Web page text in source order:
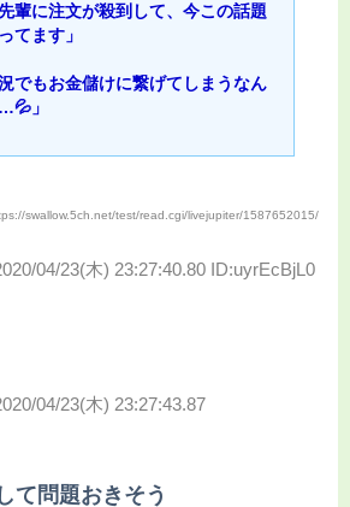
輩に注文が殺到して、今この話題
てます」
でもお金儲けに繋げてしまうなん
」
swallow.5ch.net/test/read.cgi/livejupiter/1587652015/
04/23(木) 23:27:40.80 ID:uyrEcBjL0
04/23(木) 23:27:43.87
て問題おきそう